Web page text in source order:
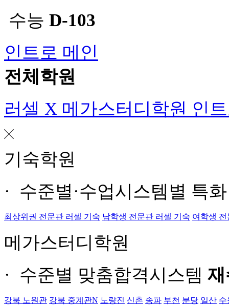
수능 D-103
인트로 메인
전체학원
러셀 X 메가스터디학원 인
기숙학원
· 수준별·수업시스템별 특
최상위권 전문관 러셀 기숙 남학생 전문관 러셀 기숙 여학생
메가스터디학원
· 수준별 맞춤합격시스템
강북 노원관 강북 중계관N 노량진 신촌 송파 부천 분당 일산 수